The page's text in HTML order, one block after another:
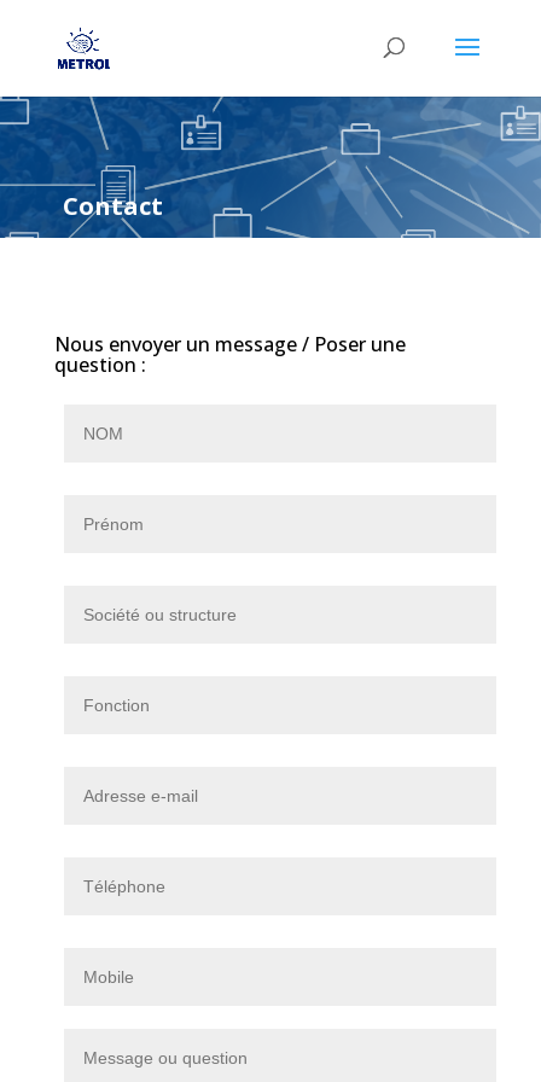
Contact
Nous envoyer un message / Poser une
question :